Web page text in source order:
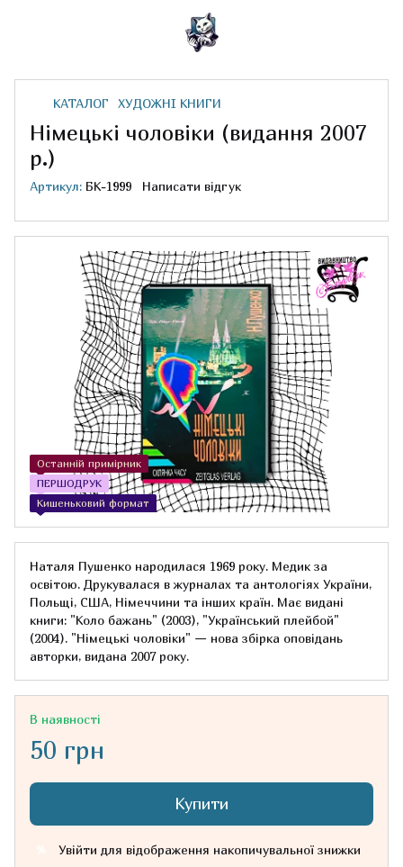
КАТАЛОГ ХУДОЖНІ КНИГИ
Німецькі чоловіки (видання 2007
р.)
Артикул: БК-1999 Написати відгук
Останній примірник
ПЕРШОДРУК
Кишеньковий формат
Наталя Пушенко народилася 1969 року. Медик за
освітою. Друкувалася в журналах та антологіях України,
Польщі, США, Німеччини та інших країн. Має видані
книги: "Коло бажань" (2003), "Український плейбой"
(2004). "Німецькі чоловіки" — нова збірка оповідань
авторки, видана 2007 року.
В наявності
50 грн
Купити
Увійти для відображення накопичувальної знижки